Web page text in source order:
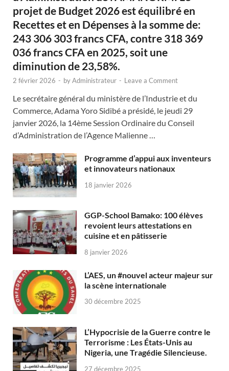
projet de Budget 2026 est équilibré en
Recettes et en Dépenses à la somme de:
243 306 303 francs CFA, contre 318 369
036 francs CFA en 2025, soit une
diminution de 23,58%.
2 février 2026 - byAdministrateur - Leave a Comment
Le secrétaire général du ministère de l’Industrie et du
Commerce, Adama Yoro Sidibé a présidé, le jeudi 29
janvier 2026, la 14ème Session Ordinaire du Conseil
d’Administration de l’Agence Malienne …
Programme d’appui aux inventeurs
et innovateurs nationaux
18 janvier 2026
GGP-School Bamako: 100 élèves
revoient leurs attestations en
cuisine et en pâtisserie
8 janvier 2026
L’AES, un #nouvel acteur majeur sur
la scène internationale
30 décembre 2025
L’Hypocrisie de la Guerre contre le
Terrorisme : Les États-Unis au
Nigeria, une Tragédie Silencieuse.
27 décembre 2025